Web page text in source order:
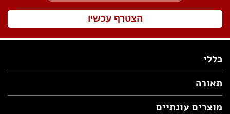
הצטרף עכשיו
כללי
תאורה
מוצרים עונתיים